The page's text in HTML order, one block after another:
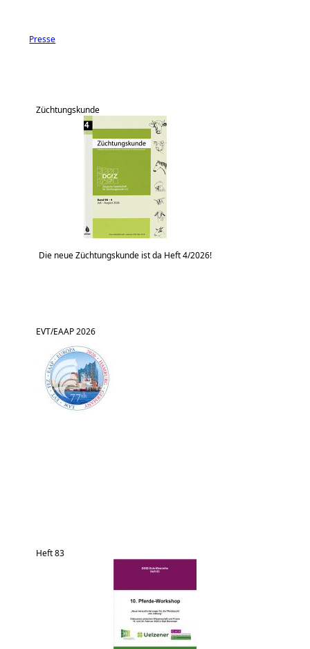
Presse
Züchtungskunde
Die neue Züchtungskunde ist da Heft 4/2026!
EVT/EAAP 2026
Heft 83